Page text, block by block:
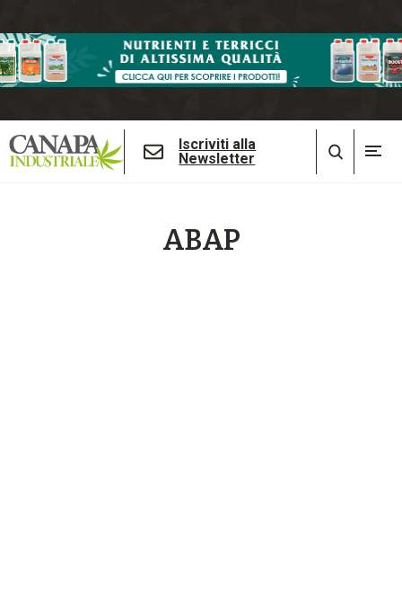
Iscriviti alla
Newsletter
ABAP